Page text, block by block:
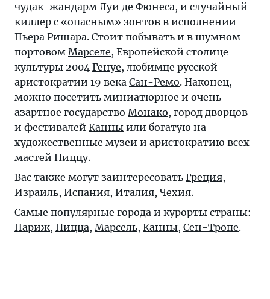
чудак-жандарм Луи де Фюнеса, и случайный
киллер с «опасным» зонтов в исполнении
Пьера Ришара. Стоит побывать и в шумном
портовом Марселе, Европейской столице
культуры 2004 Генуе, любимце русской
аристократии 19 века Сан-Ремо. Наконец,
можно посетить миниатюрное и очень
азартное государство Монако, город дворцов
и фестивалей Канны или богатую на
художественные музеи и аристократию всех
мастей Ниццу.
Вас также могут заинтересовать Греция,
Израиль, Испания, Италия, Чехия.
Самые популярные города и курорты страны:
Париж, Ницца, Марсель, Канны, Сен-Тропе.